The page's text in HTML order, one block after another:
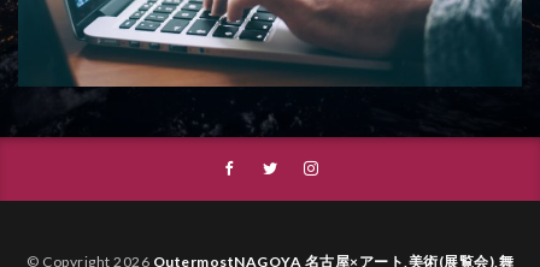
© Copyright 2026 OutermostNAGOYA 名古屋×アート,美術(展覧会),舞